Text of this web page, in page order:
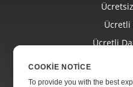
Ücretli
Ücretli
Web
COOKIE NOTICE
To provide you with the best